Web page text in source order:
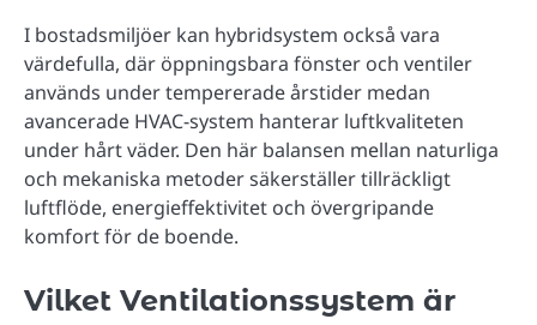
I bostadsmiljöer kan hybridsystem också vara
värdefulla, där öppningsbara fönster och ventiler
används under tempererade årstider medan
avancerade HVAC-system hanterar luftkvaliteten
under hårt väder. Den här balansen mellan naturliga
och mekaniska metoder säkerställer tillräckligt
luftflöde, energieffektivitet och övergripande
komfort för de boende.
Vilket Ventilationssystem är